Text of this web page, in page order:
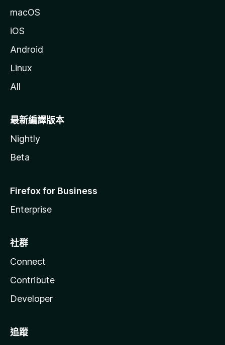
macOS
iOS
Android
Linux
All
最新編譯版本
Nightly
Beta
Firefox for Business
Enterprise
社群
Connect
Contribute
Developer
追蹤